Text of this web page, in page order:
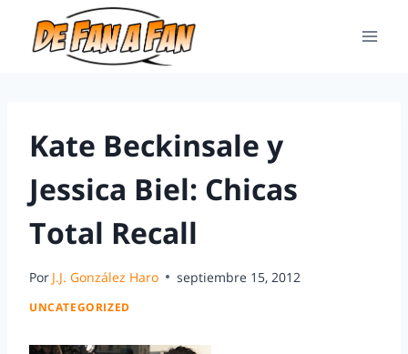
Kate Beckinsale y
Jessica Biel: Chicas
Total Recall
Por J.J. González Haro septiembre 15, 2012
UNCATEGORIZED